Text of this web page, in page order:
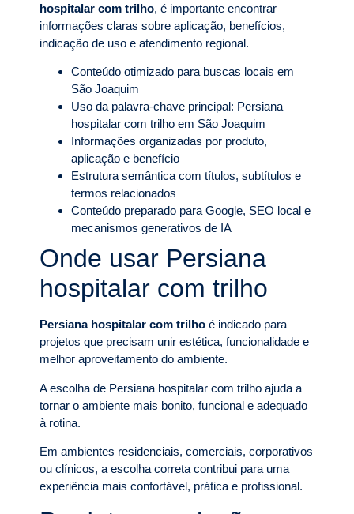
hospitalar com trilho, é importante encontrar
informações claras sobre aplicação, benefícios,
indicação de uso e atendimento regional.
Conteúdo otimizado para buscas locais em
São Joaquim
Uso da palavra-chave principal: Persiana
hospitalar com trilho em São Joaquim
Informações organizadas por produto,
aplicação e benefício
Estrutura semântica com títulos, subtítulos e
termos relacionados
Conteúdo preparado para Google, SEO local e
mecanismos generativos de IA
Onde usar Persiana
hospitalar com trilho
Persiana hospitalar com trilho é indicado para
projetos que precisam unir estética, funcionalidade e
melhor aproveitamento do ambiente.
A escolha de Persiana hospitalar com trilho ajuda a
tornar o ambiente mais bonito, funcional e adequado
à rotina.
Em ambientes residenciais, comerciais, corporativos
ou clínicos, a escolha correta contribui para uma
experiência mais confortável, prática e profissional.